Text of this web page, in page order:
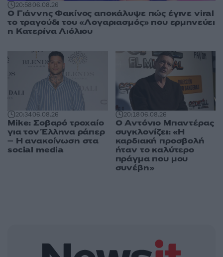
20:5806.08.26
Ο Γιάννης Φακίνος αποκάλυψε πώς έγινε viral
το τραγούδι του «Λογαριασμός» που ερμηνεύει
η Κατερίνα Λιόλιου
20:3406.08.26
Mike: Σοβαρό τροχαίο
για τον Έλληνα ράπερ
– Η ανακοίνωση στα
social media
20:1806.08.26
Ο Αντόνιο Μπαντέρας
συγκλονίζει: «Η
καρδιακή προσβολή
ήταν το καλύτερο
πράγμα που μου
συνέβη»